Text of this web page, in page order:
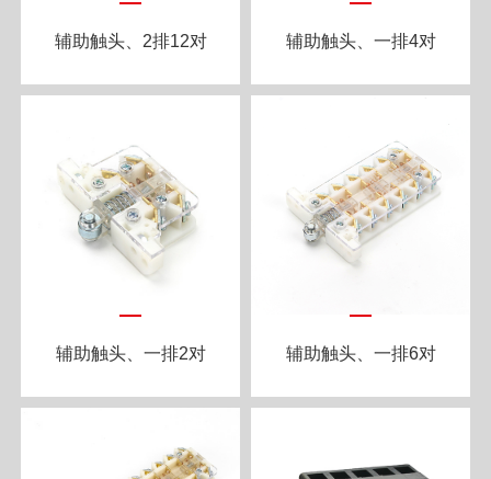
辅助触头、2排12对 辅助触头、一排4对
辅助触头、一排2对 辅助触头、一排6对